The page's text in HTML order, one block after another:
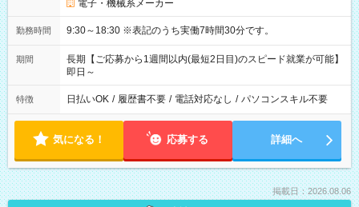
電子・機械系メーカー
勤務時間 9:30～18:30 ※表記のうち実働7時間30分です。
期間
長期【ご応募から1週間以内(最短2日目)のスピード就業が可能】
即日～
特徴 日払いOK / 履歴書不要 / 電話対応なし / パソコンスキル不要
気になる！ 応募する 詳細へ
掲載日：2026.08.06